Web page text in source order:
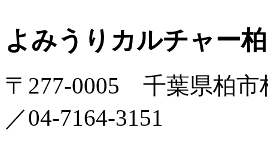
よみうりカルチャー柏
〒277-0005 千葉県柏市
／04-7164-3151